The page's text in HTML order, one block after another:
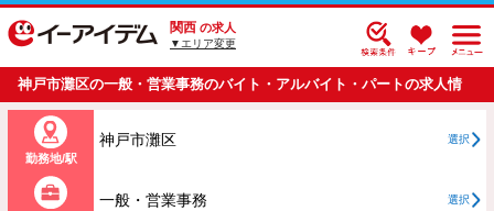
関西 の求人
▼エリア変更
神戸市灘区の一般・営業事務のバイト・アルバイト・パートの求人情
報一覧
勤務地/駅
神戸市灘区 選択
一般・営業事務 選択